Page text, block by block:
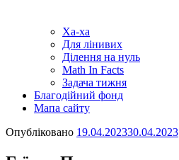
Ха-ха
Для лінивих
Ділення на нуль
Math In Facts
Задача тижня
Благодійний фонд
Мапа сайту
Опубліковано 19.04.202330.04.2023